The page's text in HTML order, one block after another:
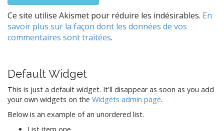
Ce site utilise Akismet pour réduire les indésirables. En
savoir plus sur la façon dont les données de vos
commentaires sont traitées.
Default Widget
This is just a default widget. It'll disappear as soon as you add
your own widgets on the Widgets admin page.
Below is an example of an unordered list.